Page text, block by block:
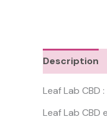
Description
Leaf Lab
Leaf Lab